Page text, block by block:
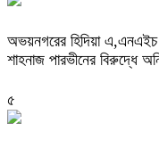
অভয়নগরের হিদিয়া এ,এনএইচ
শাহনাজ পারভীনের বিরুদ্ধে
৫